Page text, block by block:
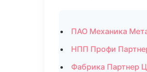
ПАО Механика
НПП Профи
Фабрика Партнер